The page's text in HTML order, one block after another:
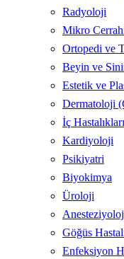
Radyoloji
Mikro
Ortopedi ve
Beyin ve
Estetik ve
Dermatoloji
İç
Kardiyoloji
Psikiyatri
Biyokimya
Üroloji
Göğüs
Enfeksiyon